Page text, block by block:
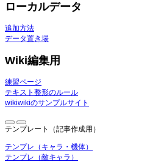
ローカルデータ
追加方法
データ置き場
Wiki編集用
練習ページ
テキスト整形のルール
wikiwikiのサンプルサイト
テンプレート（記事作成用）
テンプレ（キャラ・機体）
テンプレ（敵キャラ）